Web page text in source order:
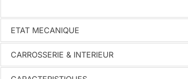
ETAT MECANIQUE
CARROSSERIE & INTERIEUR